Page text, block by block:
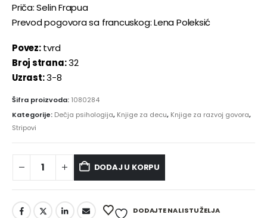
Priča: Selin Frapua
Prevod pogovora sa francuskog: Lena Poleksić
Povez:tvrd
Broj strana:32
Uzrast:3-8
Šifra proizvoda: 1080284
Kategorije: Dečja psihologija, Knjige za decu, Knjige za razvoj govora,
Stripovi
DODAJ U KORPU
Alternative:
DODAJTE NA LISTU ŽELJA